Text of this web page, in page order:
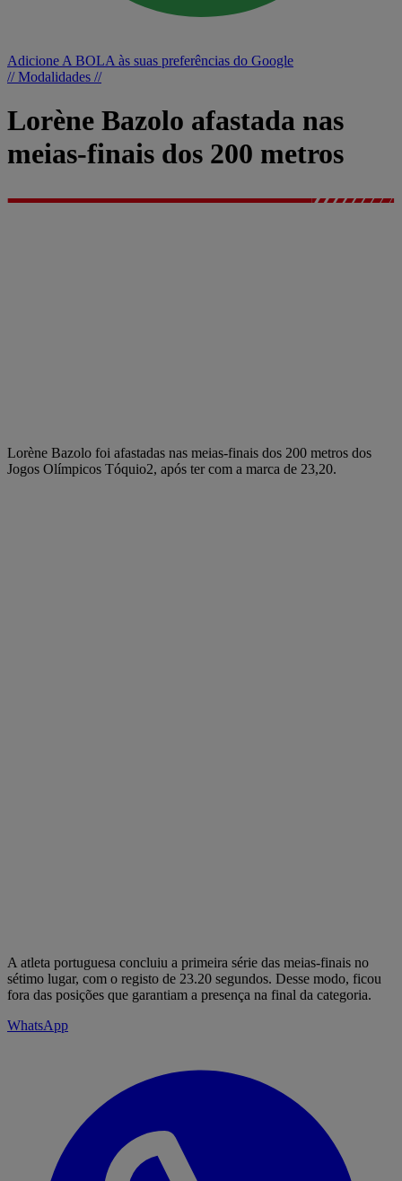
Adicione A BOLA às suas preferências do Google
// Modalidades //
Lorène Bazolo afastada nas
meias-finais dos 200 metros
Lorène Bazolo foi afastadas nas meias-finais dos 200 metros dos
Jogos Olímpicos Tóquio2, após ter com a marca de 23,20.
A atleta portuguesa concluiu a primeira série das meias-finais no
sétimo lugar, com o registo de 23.20 segundos. Desse modo, ficou
fora das posições que garantiam a presença na final da categoria.
WhatsApp